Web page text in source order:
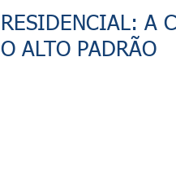
A
ALTO PADRÃO